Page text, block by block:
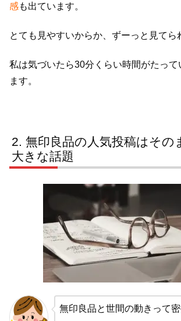
感も出ています。
とても見やすいからか、ずーっと見てら
私は気づいたら30分くらい時間がたって
ます。
無印良品の人気投稿はその
大きな話題
無印良品と世間の動きって